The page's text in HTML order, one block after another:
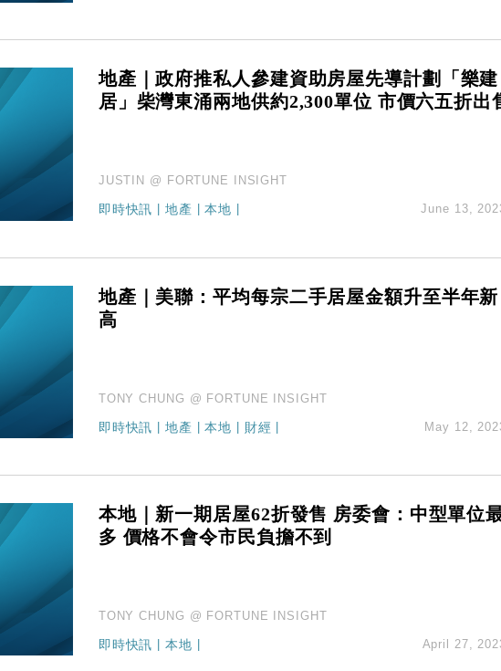
地產｜政府推私人參建資助房屋先導計劃「樂建
居」柴灣東涌兩地供約2,300單位 市價六五折出
JUSTIN @ FORTUNE INSIGHT
即時快訊 |地產 |本地 June 13,
地產｜美聯：平均每宗二手居屋金額升至半年新
高
TONY CHUNG @ FORTUNE INSIGHT
即時快訊 |地產 |本地 | 財經 | May 12,
本地｜新一期居屋62折發售 房委會：中型單位
多 價格不會令市民負擔不到
TONY CHUNG @ FORTUNE INSIGHT
即時快訊 |本地 April 27,